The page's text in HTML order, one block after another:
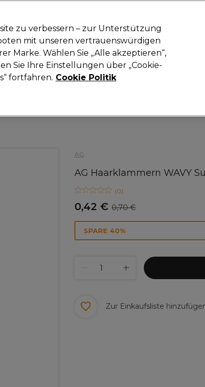
Kosmetik Herrenfriseur Inspiration
AG
AG Haarklammern WAVY
(0)
0,42 € 0,70 €
SPARE 40%
Zur Einkaufsliste
zu verbessern – zur Unterstützung
mit unseren vertrauenswürdigen
Wählen Sie „Alle akzeptieren“,
Sie Ihre Einstellungen über „Cookie-
fortfahren. Cookie Politik